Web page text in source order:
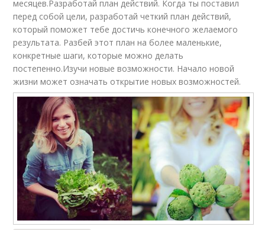
месяцев.Разработай план действий. Когда ты поставил
перед собой цели, разработай четкий план действий,
который поможет тебе достичь конечного желаемого
результата. Разбей этот план на более маленькие,
конкретные шаги, которые можно делать
постепенно.Изучи новые возможности. Начало новой
жизни может означать открытие новых возможностей.